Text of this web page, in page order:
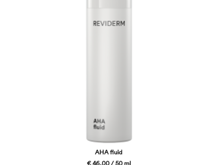
AHA fluid
€ 46,00 / 50 ml